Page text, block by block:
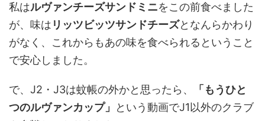
私はルヴァンチーズサンドミニをこの前食べました
が、味は リッツビッツサンドチーズとなんらかわり
がなく、これからもあの味を食べられるということ
で安心しました。
で、J2・J3は蚊帳の外かと思ったら、
「もうひと
つのルヴァンカップ」
という動画でJ1以外のクラブ